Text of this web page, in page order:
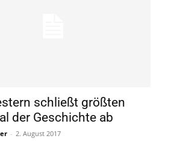
schließt größten
der Geschichte ab
- 2. August 2017